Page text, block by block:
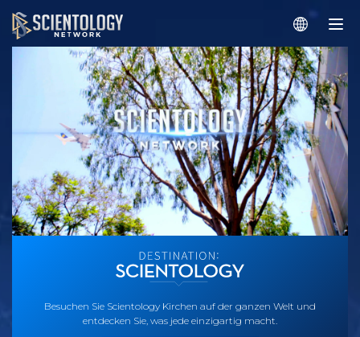
Besuchen Sie Scientology Kirchen auf der ganzen Welt und
entdecken Sie, was jede einzigartig macht.